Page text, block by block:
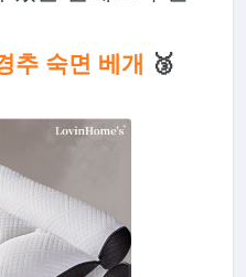
추 숙면 베개 🥉